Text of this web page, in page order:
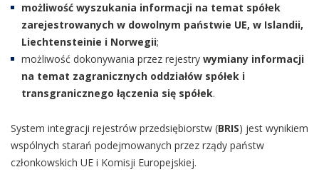
możliwość wyszukania informacji na temat spółek
zarejestrowanych w dowolnym państwie UE, w Islandii,
Liechtensteinie i Norwegii;
możliwość dokonywania przez rejestry wymiany informacji
na temat zagranicznych oddziałów spółek i
transgranicznego łączenia się spółek.
System integracji rejestrów przedsiębiorstw (BRIS) jest wynikiem
wspólnych starań podejmowanych przez rządy państw
członkowskich UE i Komisji Europejskiej.